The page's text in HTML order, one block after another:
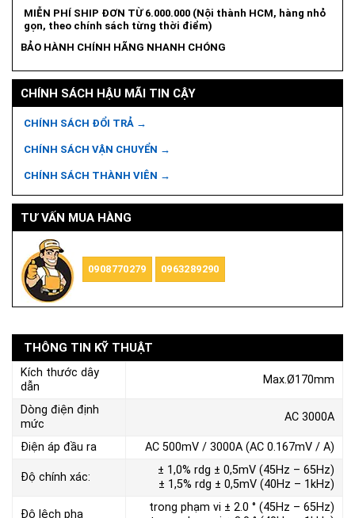
MIỄN PHÍ SHIP ĐƠN TỪ 6.000.000 (Nội thành HCM, hàng nhỏ
gọn, theo chính sách từng thời điểm)
BẢO HÀNH CHÍNH HÃNG NHANH CHÓNG
CHÍNH SÁCH HẬU MÃI TIN CẬY
CHÍNH SÁCH ĐỔI TRẢ →
CHÍNH SÁCH VẬN CHUYỂN →
CHÍNH SÁCH THÀNH VIÊN →
TƯ VẤN MUA HÀNG
0908770279 0963289290
THÔNG TIN KỸ THUẬT
Kích thước dây
dẫn
Max.Ø170mm
Dòng điện định
mức
AC 3000A
Điện áp đầu ra AC 500mV / 3000A (AC 0.167mV / A)
Độ chính xác:
± 1,0% rdg ± 0,5mV (45Hz – 65Hz)
± 1,5% rdg ± 0,5mV (40Hz – 1kHz)
Độ lệch pha
trong phạm vi ± 2.0 ° (45Hz – 65Hz)